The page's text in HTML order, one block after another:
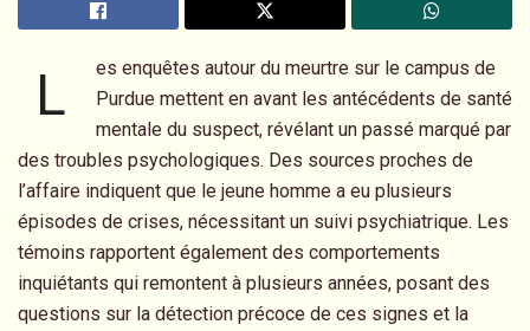
L
es enquêtes autour du meurtre sur le campus de
Purdue mettent en avant les antécédents de santé
mentale du suspect, révélant un passé marqué par
des troubles psychologiques. Des sources proches de
l’affaire indiquent que le jeune homme a eu plusieurs
épisodes de crises, nécessitant un suivi psychiatrique. Les
témoins rapportent également des comportements
inquiétants qui remontent à plusieurs années, posant des
questions sur la détection précoce de ces signes et la